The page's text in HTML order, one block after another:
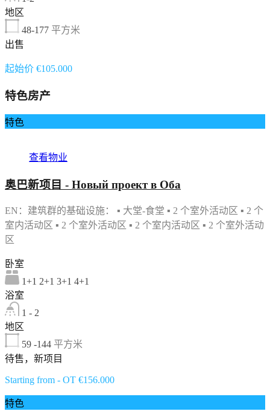
地区
48-177 平方米
出售
起始价 €105.000
特色房产
特色
查看物业
奥巴新项目 - Новый проект в Оба
EN：建筑群的基础设施： ▪ 大堂-食堂 ▪ 2 个室外活动区 ▪ 2 个
室内活动区 ▪ 2 个室外活动区 ▪ 2 个室内活动区 ▪ 2 个室外活动
区
卧室
1+1 2+1 3+1 4+1
浴室
1 - 2
地区
59 -144 平方米
待售，新项目
Starting from - OT €156.000
特色